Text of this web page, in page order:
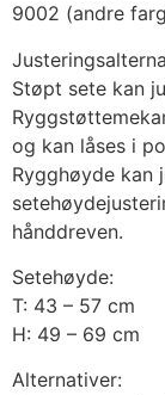
9002 (andre
Støpt sete kan
og kan låses i
Rygghøyde kan
hånddreven.
Setehøyde:
T: 43 – 57 cm
H: 49 – 69 cm
Alternativer: